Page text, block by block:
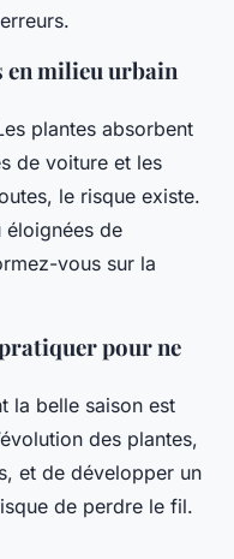
en milieu urbain
plantes absorbent
de voiture et les
le risque existe.
éloignées de
vous sur la
pour ne
la belle saison est
des plantes,
et de développer un
de perdre le fil.